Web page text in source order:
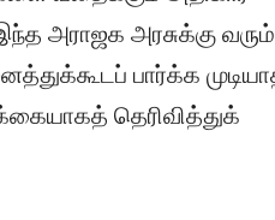
அராஜக அரசுக்கு வரும்
பார்க்க
தெரிவித்துக்